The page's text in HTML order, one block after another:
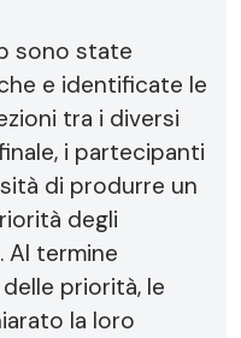
sono state
e identificate le
tra i diversi
i partecipanti
di produrre un
degli
Al termine
priorità, le
la loro